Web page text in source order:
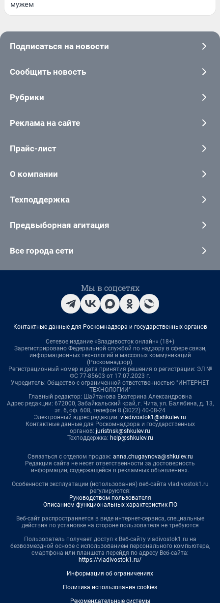
мужем
Подписаться на новости
Сообщить новость
Рубрики
Реклама на сайте
Прайс-лист
О компании
Техподдержка
Предвыборная агитация
Все города сети
Мы в соцсетях
Контактные данные для Роскомнадзора и государственных органов
Сетевое издание «Владивосток онлайн» (18+)
Зарегистрировано Федеральной службой по надзору в сфере связи,
информационных технологий и массовых коммуникаций
(Роскомнадзор).
Регистрационный номер и дата принятия решения о регистрации: ЭЛ №
ФС 77-85603 от 17.07.2023 г.
Учредитель: Общество с ограниченной ответственностью "ИНТЕРНЕТ
ТЕХНОЛОГИИ"
Главный редактор: Шайтанова Екатерина Александровна
Адрес редакции: 672000, Забайкальский край, г. Чита, ул. Балябина, д. 13,
эт. 6, оф. 608, телефон 8 (3022) 40-08-24
Электронный адрес редакции: vladivostok1@shkulev.ru
Контактные данные для Роскомнадзора и государственных
органов: juristnsk@shkulev.ru
Техподдержка: help@shkulev.ru
Связаться с отделом продаж: anna.chugaynova@shkulev.ru
Редакция сайта не несет ответственности за достоверность
информации, содержащейся в рекламных объявлениях.
Особенности эксплуатации (использования) веб-сайта vladivostok1.ru
регулируются:
Руководством пользователя
Описанием функциональных характеристик ПО
Веб-сайт распространяется в виде интернет-сервиса, специальные
действия по установке на стороне пользователя не требуются
Пользователь получает доступ к Веб-сайту vladivostok1.ru на
безвозмездной основе с использованием персонального компьютера,
смартфона или планшета перейдя по адресу Веб-сайта:
https://vladivostok1.ru/
Информация об ограничениях
Политика использования cookies
Рекомендательные системы